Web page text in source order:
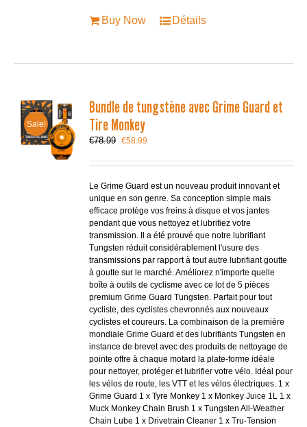
Buy Now Détails
Sale!
Bundle de tungstène avec Grime Guard et
Tire Monkey
€78.99 Le
initial
€78.99.
€58.99
actuel
€58.99.
Le Grime Guard est un nouveau produit innovant et
unique en son genre. Sa conception simple mais
efficace protège vos freins à disque et vos jantes
pendant que vous nettoyez et lubrifiez votre
transmission. Il a été prouvé que notre lubrifiant
Tungsten réduit considérablement l'usure des
transmissions par rapport à tout autre lubrifiant goutte
à goutte sur le marché. Améliorez n'importe quelle
boîte à outils de cyclisme avec ce lot de 5 pièces
premium Grime Guard Tungsten. Parfait pour tout
cycliste, des cyclistes chevronnés aux nouveaux
cyclistes et coureurs. La combinaison de la première
mondiale Grime Guard et des lubrifiants Tungsten en
instance de brevet avec des produits de nettoyage de
pointe offre à chaque motard la plate-forme idéale
pour nettoyer, protéger et lubrifier votre vélo. Idéal pour
les vélos de route, les VTT et les vélos électriques. 1 x
Grime Guard 1 x Tyre Monkey 1 x Monkey Juice 1L 1 x
Muck Monkey Chain Brush 1 x Tungsten All-Weather
Chain Lube 1 x Drivetrain Cleaner 1 x Tru-Tension